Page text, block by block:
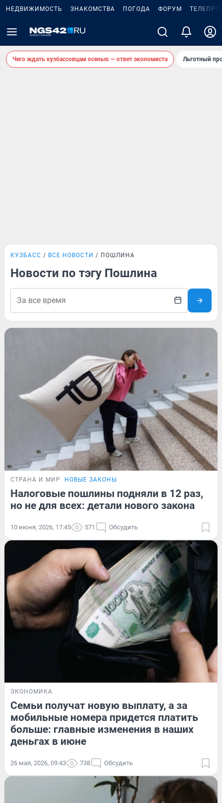
НЕДВИЖИМОСТЬ ЗНАКОМСТВА ПОГОДА ФОРУМ
Чего ждать кузбассовцам осенью — ответ экономиста Льготный
КУЗБАСС ВСЕ НОВОСТИ ПОШЛИНА
Новости по тэгу Пошлина
СТРАНА И МИР НОВЫЕ ЗАКОНЫ
Налоговые пошлины подняли в 12 раз,
но не для всех: детали нового закона
10 июня, 2026, 17:45 571 Обсудить
ЭКОНОМИКА
Семьи получат новую выплату, а за
мобильные номера придется платить
больше: главные изменения в наших
деньгах в июне
26 мая, 2026, 09:43 738 Обсудить